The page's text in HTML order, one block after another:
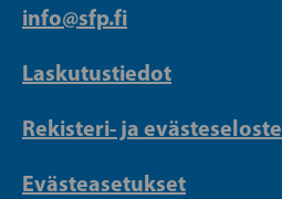
info@sfp.fi
Laskutustiedot
Rekisteri- ja evästeseloste
Evästeasetukset